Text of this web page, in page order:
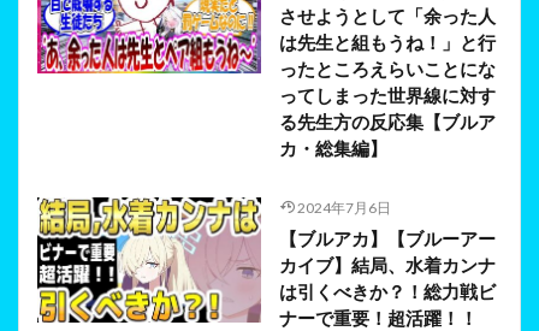
させようとして「余った人
は先生と組もうね！」と行
ったところえらいことにな
ってしまった世界線に対す
る先生方の反応集【ブルア
カ・総集編】
2024年7月6日
【ブルアカ】【ブルーアー
カイブ】結局、水着カンナ
は引くべきか？！総力戦ビ
ナーで重要！超活躍！！